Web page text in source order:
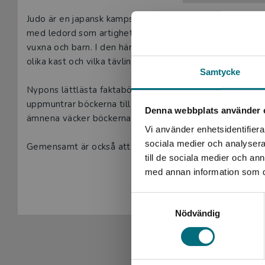
Samtycke
Denna webbplats använder
Vi använder
sociala medier och
till de sociala medier och
med annan information som
Nödvändig
Beskrivning
Judo är en japansk kampsport som skapades på 1800-
med ledord som artighet, respekt och ödmjukhet. Det
vuxna och barn. I den här boken får läsaren möta två
olika kast och vilka tävlingar som finns.
Nypons lättlästa faktaböcker är framtagna för de
uppmuntrar böckerna till läsning. Tack vare den
ämnena väcker böckerna läslust hos såväl yngre som
Gemensamt är också att de har en
traditionell faktabok. Färg och form är speciellt
Åsa Oxenmyr är författare och översättare. Hon har
I boken Fakta om judo av författaren Åsa Oxenmyr
Visa hela